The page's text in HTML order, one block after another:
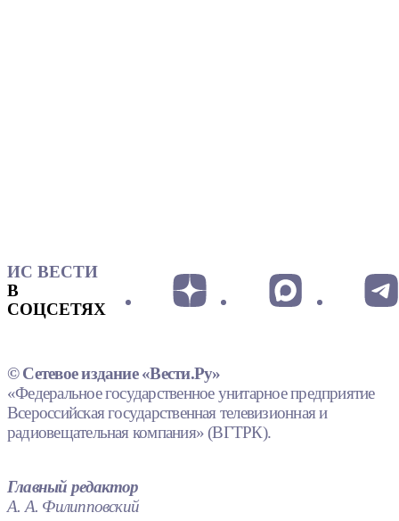
ИС ВЕСТИ
В
СОЦСЕТЯХ
© Сетевое издание «Вести.Ру»
«Федеральное государственное унитарное предприятие
Всероссийская государственная телевизионная и
радиовещательная компания» (ВГТРК).
Главный редактор
А. А. Филипповский